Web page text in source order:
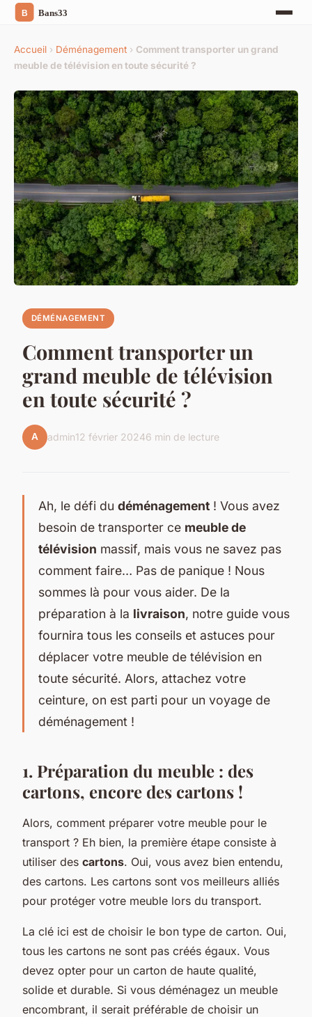
Accueil › Déménagement › Comment transporter un grand
meuble de télévision en toute sécurité ?
DÉMÉNAGEMENT
Comment transporter un
grand meuble de télévision
en toute sécurité ?
A admin12 février 20246 min de lecture
Ah, le défi du déménagement ! Vous avez
besoin de transporter ce meuble de
télévision massif, mais vous ne savez pas
comment faire… Pas de panique ! Nous
sommes là pour vous aider. De la
préparation à la livraison, notre guide vous
fournira tous les conseils et astuces pour
déplacer votre meuble de télévision en
toute sécurité. Alors, attachez votre
ceinture, on est parti pour un voyage de
déménagement !
1. Préparation du meuble : des
cartons, encore des cartons !
Alors, comment préparer votre meuble pour le
transport ? Eh bien, la première étape consiste à
utiliser des cartons. Oui, vous avez bien entendu,
des cartons. Les cartons sont vos meilleurs alliés
pour protéger votre meuble lors du transport.
La clé ici est de choisir le bon type de carton. Oui,
tous les cartons ne sont pas créés égaux. Vous
devez opter pour un carton de haute qualité,
solide et durable. Si vous déménagez un meuble
encombrant, il serait préférable de choisir un